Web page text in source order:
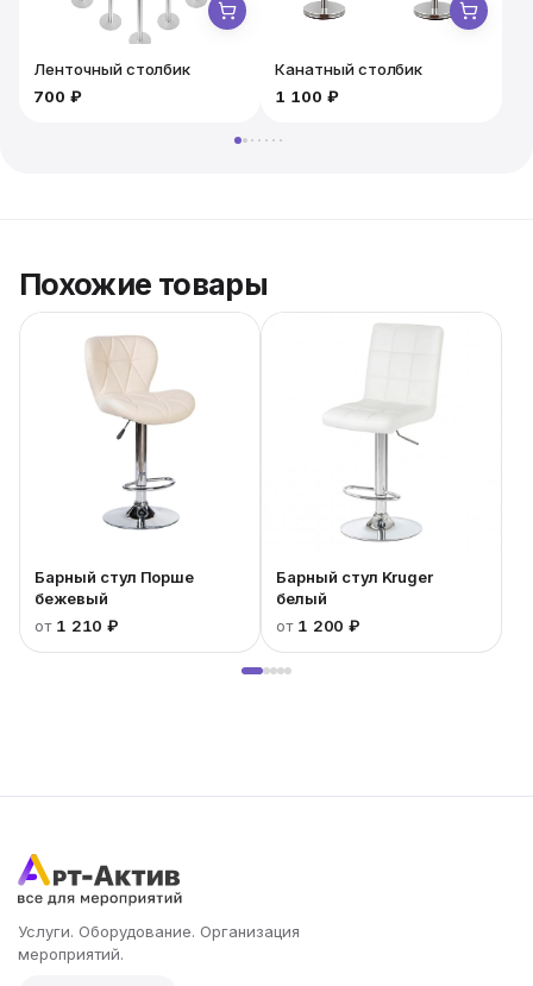
Ленточный столбик
700 ₽
Канатный столбик
1 100 ₽
Похожие товары
Барный стул Порше
бежевый
от 1 210 ₽
Барный стул Kruger
белый
от 1 200 ₽
Услуги. Оборудование. Организация
мероприятий.